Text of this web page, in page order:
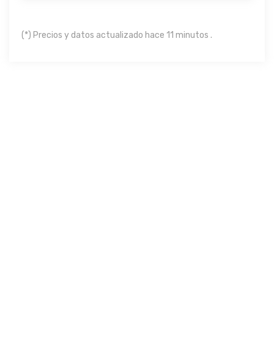
(*) Precios y datos actualizado hace 11 minutos .